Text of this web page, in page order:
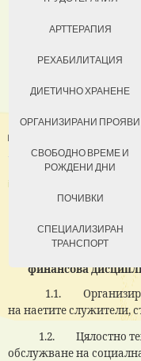
ДОБРОВОЛЦИ
ЗА КЮСТЕНДИЛ
НАСТАНЯВАНЕ
УСЛОВИЯ ЗА ПРЕБИВАВАНЕ
ТАКСИ ЗА ПРЕБИВАВАНЕ
АРТТЕРАПИЯ
РЕХАБИЛИТАЦИЯ
ДИЕТИЧНО ХРАНЕНЕ
ОРГАНИЗИРАНИ ПРОЯВИ
СВОБОДНО ВРЕМЕ И
РОЖДЕНИ ДНИ
ПОЧИВКИ
СПЕЦИАЛИЗИРАН
ТРАНСПОРТ
ФУНКЦИИ
ДЕЙНОСТ
in
ДЛЪЖНОСТТА
Обобщено
изпълнителят на
финансова
1.1.
на наетите служители,
1.2. Цялостно
обслужване на